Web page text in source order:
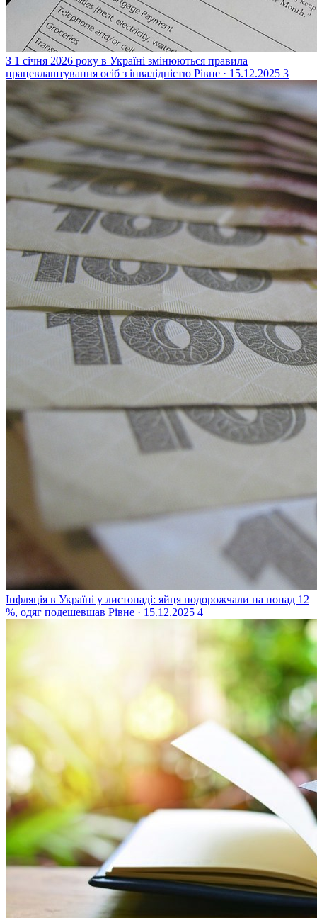
З 1 січня 2026 року в Україні змінюються правила
працевлаштування осіб з інвалідністю Рівне · 15.12.2025 3
Інфляція в Україні у листопаді: яйця подорожчали на понад 12
%, одяг подешевшав Рівне · 15.12.2025 4